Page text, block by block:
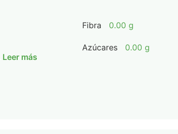
Leer más
Fibra 0.00 g
Azúcares 0.00 g